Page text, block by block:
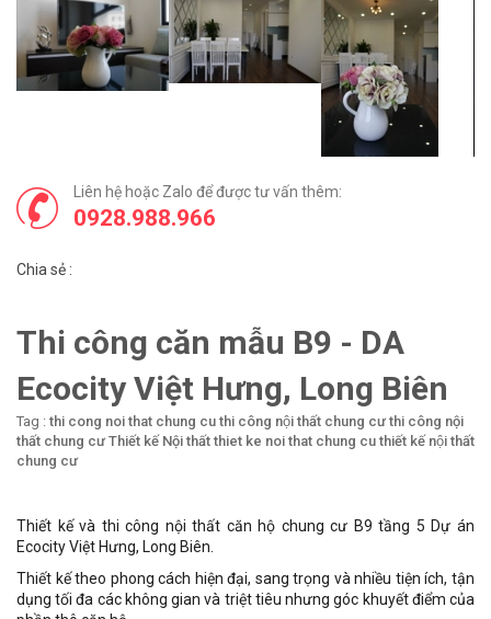
Liên hệ hoặc Zalo để được tư vấn thêm:
0928.988.966
Chia sẻ :
Thi công căn mẫu B9 - DA
Ecocity Việt Hưng, Long Biên
Tag : thi cong noi that chung cu thi công nội thất chung cư thi công nội
thất chung cư Thiết kế Nội thất thiet ke noi that chung cu thiết kế nội thất
chung cư
Thiết kế và thi công nội thất căn hộ chung cư B9 tầng 5 Dự án
Ecocity Việt Hưng, Long Biên.
Thiết kế theo phong cách hiện đại, sang trọng và nhiều tiện ích, tận
dụng tối đa các không gian và triệt tiêu nhưng góc khuyết điểm của